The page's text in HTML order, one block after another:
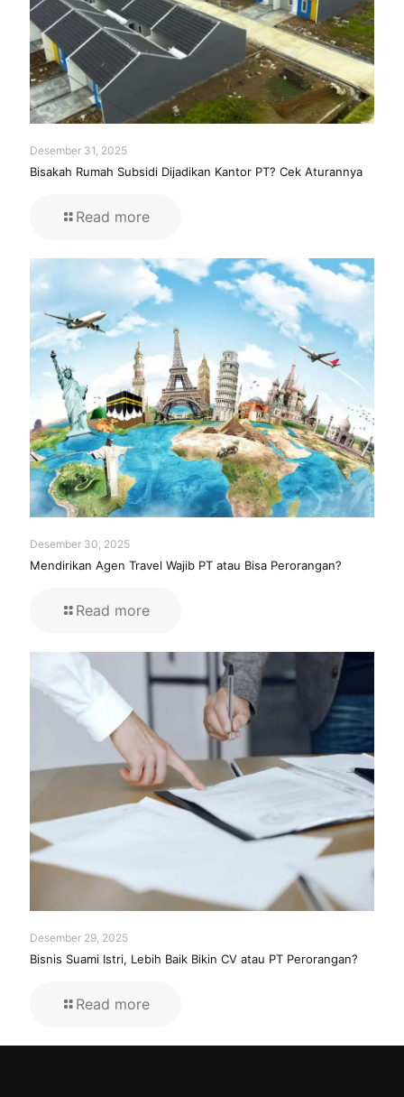
Desember 31, 2025
Bisakah Rumah Subsidi Dijadikan Kantor PT? Cek Aturannya
Read more
Desember 30, 2025
Mendirikan Agen Travel Wajib PT atau Bisa Perorangan?
Read more
Desember 29, 2025
Bisnis Suami Istri, Lebih Baik Bikin CV atau PT Perorangan?
Read more